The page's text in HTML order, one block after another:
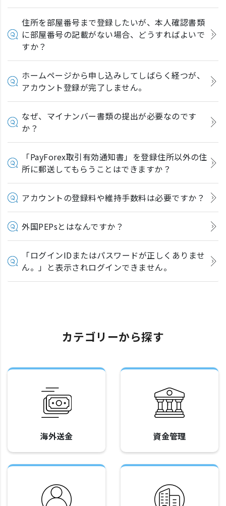
住所を部屋番号まで登録したいが、本人確認書類
に部屋番号の記載がない場合、どうすればよいで
すか？
ホームページから申し込みしてしばらく経つが、
アカウント登録が完了しません。
なぜ、マイナンバー書類の提出が必要なのです
か？
「PayForex取引有効通知書」を登録住所以外の住
所に郵送してもらうことはできますか？
アカウントの登録料や維持手数料は必要ですか？
外国PEPsとはなんですか？
「ログインIDまたはパスワードが正しくありませ
ん。」と表示されログインできません。
カテゴリーから探す
海外送金 資金管理